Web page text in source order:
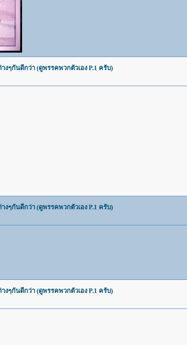
ๆกันดีกว่า (ดูพรรคพวกตัวเอง P.1 ครับ)
ๆกันดีกว่า (ดูพรรคพวกตัวเอง P.1 ครับ)
ๆกันดีกว่า (ดูพรรคพวกตัวเอง P.1 ครับ)